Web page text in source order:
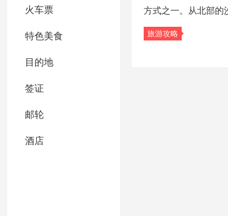
火车票
特色美食
目的地
签证
邮轮
酒店
方式之一。从北部
旅游攻略